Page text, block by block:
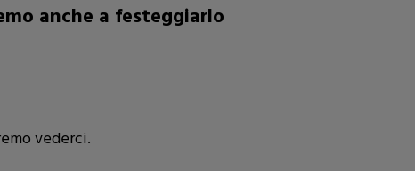
anche a festeggiarlo
vederci.